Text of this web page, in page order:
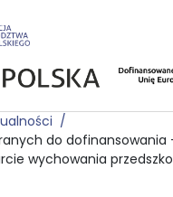
do dofinansowania
wychowania